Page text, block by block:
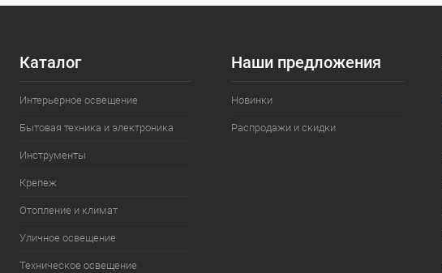
Каталог
Интерьерное освещение
Бытовая техника и электроника
Инструменты
Крепеж
Отопление и климат
Уличное освещение
Техническое освещение
Наши предложения
Новинки
Распродажи и скидки